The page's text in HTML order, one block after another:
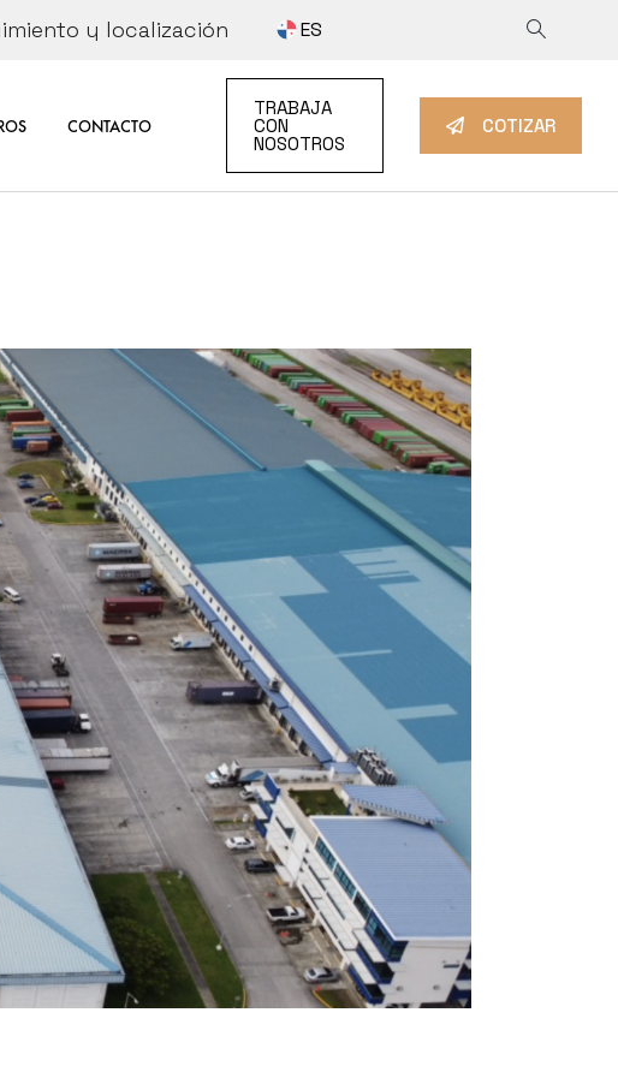
y localización ES
CONTACTO
TRABAJA
CON
NOSOTROS
COTIZAR
TRABAJA CON NOSOTROS